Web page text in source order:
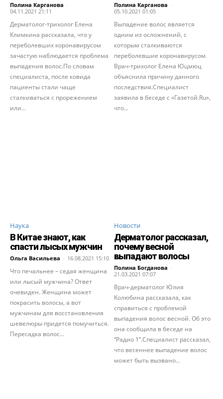
Полина Карганова -
04.11.2021 21:11
Дерматолог-трихолог Елена
Климкина рассказала, что у
переболевших коронавирусом
зачастую наблюдается проблема
выпадения волос.По словам
специалиста, после ковида
пациенты стали чаще
сталкиваться с прорежением
или...
Полина Карганова -
05.10.2021 01:05
Выпадение волос является
одним из осложнений, с
которым сталкиваются
переболевшие коронавирусом.
Врач-трихолог Елена Юцмюц
объяснила причину данного
последствия.Специалист
заявила в беседе с «Газетой.Ru»,
что...
Наука
В Китае знают, как
спасти лысых мужчин
Ольга Васильева - 16.08.2021 15:10
Что печальнее – седая женщина
или лысый мужчина? Ответ
очевиден. Женщина может
покрасить волосы, а вот
мужчинам для восстановления
шевелюры придется помучиться.
Пересадка волос...
Новости
Дерматолог рассказал,
почему весной
выпадают волосы
Полина Богданова -
21.03.2021 07:07
Врач-дерматолог Юлия
Колюбина рассказала, как
справиться с проблемой
выпадения волос весной. Об это
она сообщила в беседе на
“Радио 1”.Специалист рассказал,
что весеннее выпадение волос
может быть вызвано...